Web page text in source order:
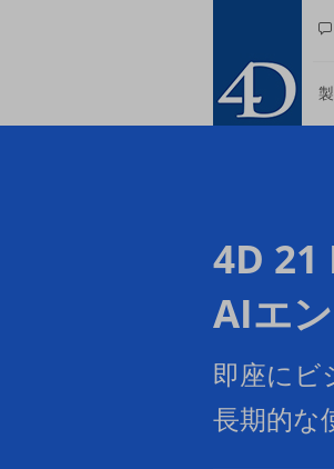
4D 21
AIエ
即座にビ
長期的な